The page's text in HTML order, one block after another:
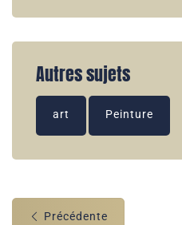
Autres sujets
art Peinture
Précédente